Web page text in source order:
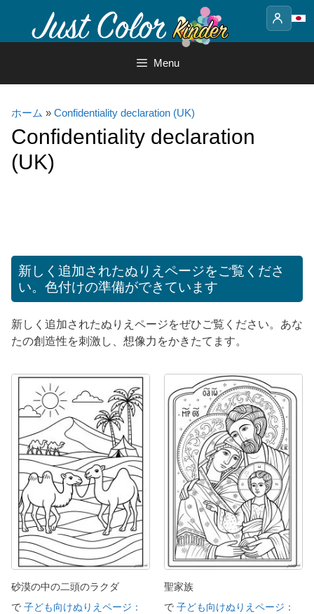
content
Menu
ホーム » Confidentiality declaration (UK)
Confidentiality declaration
(UK)
新しく追加されたぬりえページをご覧くださ
い。色付けの準備ができています
新しく追加されたぬりえページをぜひご覧ください。あな
たの創造性を刺激し、想像力をかきたてます。
砂漠の中の二頭のラクダ
で 子ども向けぬりえページ：
聖家族
で 子ども向けぬりえページ：